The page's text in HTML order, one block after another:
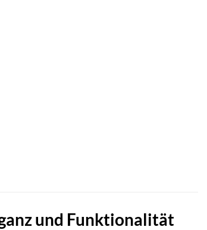
und Funktionalität